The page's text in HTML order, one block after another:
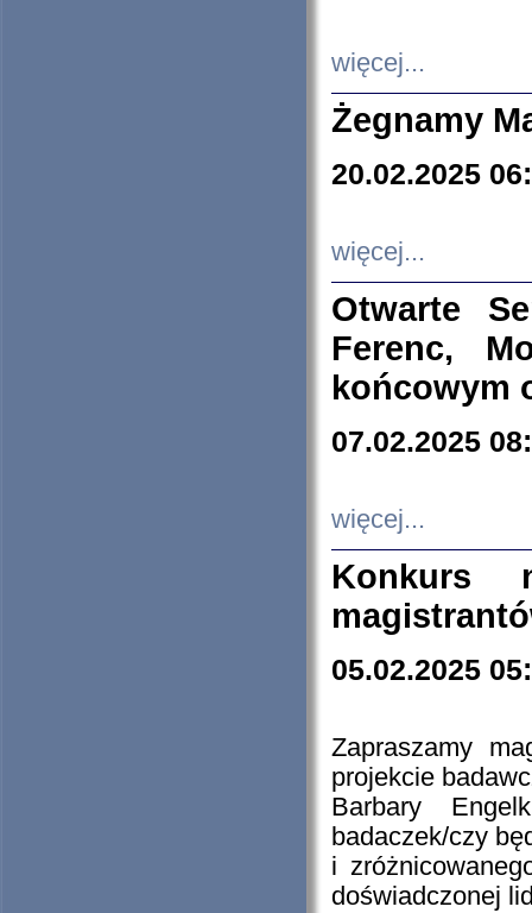
więcej...
Żegnamy
20.02.2025
więcej...
Otwarte
Ferenc,
końcowym
07.02.2025
więcej...
Konkurs
05.02.2025
Zapraszamy
projekcie
Barbary
badaczek/czy
i
doświadczonej